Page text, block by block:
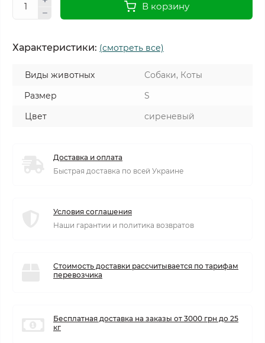
В корзину
Характеристики: (смотреть все)
Виды животных
Собаки, Коты
Размер
S
Цвет
сиреневый
Доставка и оплата
Быстрая доставка по всей Украине
Условия соглашения
Наши гарантии и политика возвратов
Стоимость доставки рассчитывается по тарифам
перевозчика
Бесплатная доставка на заказы от 3000 грн до 25
кг